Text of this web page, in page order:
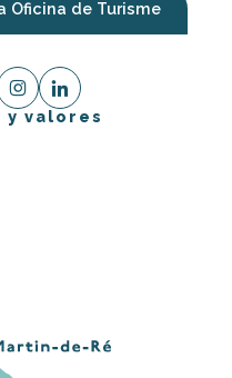
Oficina de Turisme
y valores